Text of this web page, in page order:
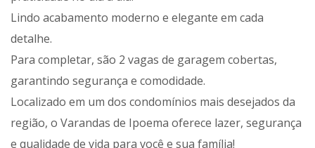
Lindo acabamento moderno e elegante em cada
detalhe.
Para completar, são 2 vagas de garagem cobertas,
garantindo segurança e comodidade.
Localizado em um dos condomínios mais desejados da
região, o Varandas de Ipoema oferece lazer, segurança
e qualidade de vida para você e sua família!